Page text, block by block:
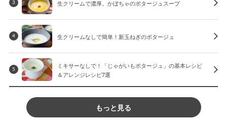
3 生クリームで濃厚。かぼちゃのポタージュスープ
4 生クリームなしで簡単！新玉ねぎのポタージュ
5
ミキサーなしで！「じゃがいもポタージュ」の基本レシピ
＆アレンジレシピ7選
もっと見る